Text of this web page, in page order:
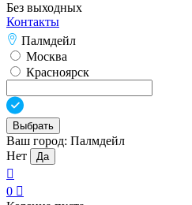
Без выходных
Контакты
Палмдейл
Москва
Красноярск
Выбрать
Ваш город: Палмдейл
Нет
Да

0 